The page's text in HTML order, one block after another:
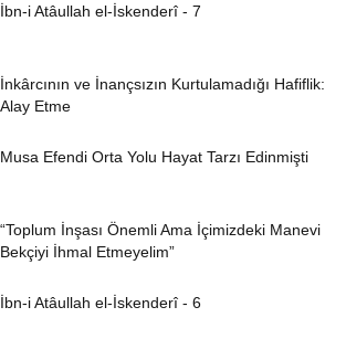
İbn-i Atâullah el-İskenderî - 7
İnkârcının ve İnançsızın Kurtulamadığı Hafiflik:
Alay Etme
Musa Efendi Orta Yolu Hayat Tarzı Edinmişti
“Toplum İnşası Önemli Ama İçimizdeki Manevi
Bekçiyi İhmal Etmeyelim”
İbn-i Atâullah el-İskenderî - 6